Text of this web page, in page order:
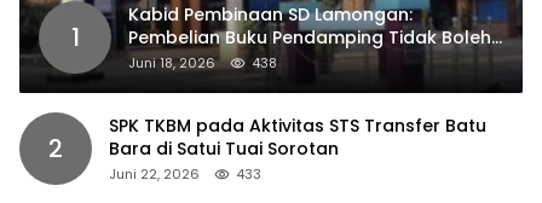
1
Kabid Pembinaan SD Lamongan:
Pembelian Buku Pendamping Tidak Boleh
Dipaksakan
Juni 18, 2026 438
2
SPK TKBM pada Aktivitas STS Transfer Batu
Bara di Satui Tuai Sorotan
Juni 22, 2026 433